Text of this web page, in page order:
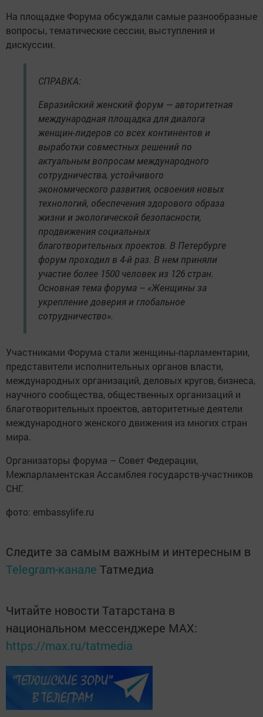
На площадке Форума обсуждали самые разнообразные
вопросы, тематические сессии, выступления и
дискуссии.
СПРАВКА:
Евразийский женский форум — авторитетная
международная площадка для диалога
женщин-лидеров со всех континентов и
выработки совместных решений по
актуальным вопросам международного
сотрудничества, устойчивого
экономического развития, освоения новых
технологий, обеспечения здорового образа
жизни и экологической безопасности,
продвижения социальных
благотворительных проектов. В Петербурге
форум проходил в 4-й раз. В нем приняли
участие более 1500 человек из 126 стран.
Основная тема форума – «Женщины за
укрепление доверия и глобальное
сотрудничество».
Участниками Форума стали женщины-парламентарии,
представители исполнительных органов власти,
международных организаций, деловых кругов, бизнеса,
научного сообщества, общественных организаций и
благотворительных проектов, авторитетные деятели
международного женского движения из многих стран
мира.
Организаторы форума – Совет Федерации,
Межпарламентская Ассамблея государств-участников
СНГ.
фото: embassylife.ru
Следите за самым важным и интересным в
Telegram-канале Татмедиа
Читайте новости Татарстана в
национальном мессенджере MАХ:
https://max.ru/tatmedia